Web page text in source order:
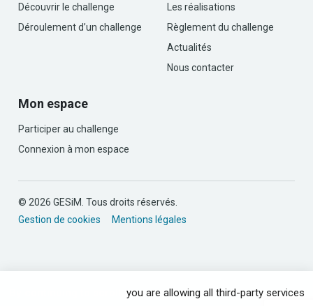
Découvrir le challenge
Déroulement d’un challenge
Les réalisations
Règlement du challenge
Actualités
Nous contacter
Mon espace
Participer au challenge
Connexion à mon espace
© 2026 GESiM. Tous droits réservés.
Gestion de cookies
Mentions légales
you are allowing all third-party services